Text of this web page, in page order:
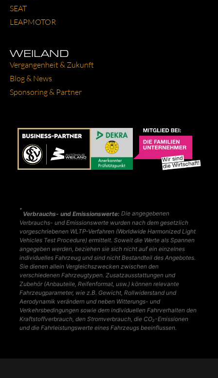
SEAT
LEAP­MO­TOR
WEILAND
Ver­gan­gen­heit & Zukunft
Blog & News
Spon­so­ring & Part­ner
*
Verbrauchs- und Emissionswerte: Die angegebenen
Verbrauchs- und Emissionswerte wurden nach dem gesetzlich
vorgeschriebenen WLTP-Verfahren (Worldwide Harmonized Light
Vehicles Test Procedure) ermittelt. Soweit die Werte als Spannen
angegeben werden, beziehen sie sich nicht auf ein einzelnes
individuelles Fahrzeug und sind nicht Bestandteil des Angebotes.
Sie dienen allein Vergleichszwecken zwischen den
verschiedenen Fahrzeugtypen. Zusatzausstattungen und
Zubehör (Anbauteile, Reifenformat, usw.) können relevante
Fahrzeugparameter, wie z.B. Gewicht, Rollwiderstand und
Aerodynamik verändern und neben Witterungs- und
Verkehrsbedingungen sowie dem individuellen Fahrverhalten den
Kraftstoffverbrauch, den Stromverbrauch, die CO₂-Emissionen
und die Fahrleistungswerte eines Fahrzeugs beeinflussen.